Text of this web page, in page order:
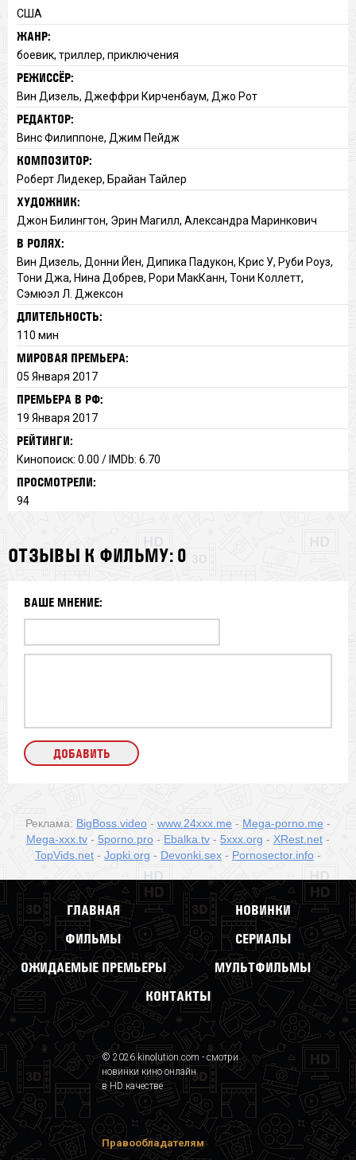
США
ЖАНР:
боевик, триллер, приключения
РЕЖИССЁР:
Вин Дизель, Джеффри Кирченбаум, Джо Рот
РЕДАКТОР:
Винс Филиппоне, Джим Пейдж
КОМПОЗИТОР:
Роберт Лидекер, Брайан Тайлер
ХУДОЖНИК:
Джон Билингтон, Эрин Магилл, Александра Маринкович
В РОЛЯХ:
Вин Дизель, Донни Йен, Дипика Падукон, Крис У, Руби Роуз,
Тони Джа, Нина Добрев, Рори МакКанн, Тони Коллетт,
Сэмюэл Л. Джексон
ДЛИТЕЛЬНОСТЬ:
110 мин
МИРОВАЯ ПРЕМЬЕРА:
05 Января 2017
ПРЕМЬЕРА В РФ:
19 Января 2017
РЕЙТИНГИ:
Кинопоиск: 0.00 / IMDb: 6.70
ПРОСМОТРЕЛИ:
94
ОТЗЫВЫ К ФИЛЬМУ: 0
ВАШЕ МНЕНИЕ:
Реклама: BigBoss.video - www.24xxx.me - Mega-porno.me -
Mega-xxx.tv - 5porno.pro - Ebalka.tv - 5xxx.org - XRest.net -
TopVids.net - Jopki.org - Devonki.sex - Pornosector.info -
ГЛАВНАЯ
НОВИНКИ
ФИЛЬМЫ
СЕРИАЛЫ
ОЖИДАЕМЫЕ ПРЕМЬЕРЫ
МУЛЬТФИЛЬМЫ
КОНТАКТЫ
© 2026 kinolution.com - смотри
новинки кино онлайн
в HD качестве
Правообладателям